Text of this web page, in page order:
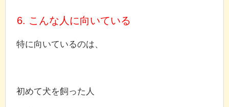
6. こんな人に向いている
特に向いているのは、
初めて犬を飼った人